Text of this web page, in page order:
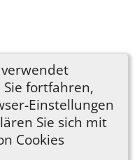
Sie fortfahren,
Einstellungen
Sie sich mit
Cookies